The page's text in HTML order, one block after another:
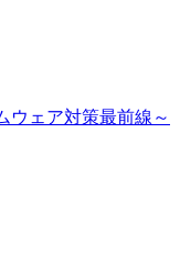
ウェア対策最前線～